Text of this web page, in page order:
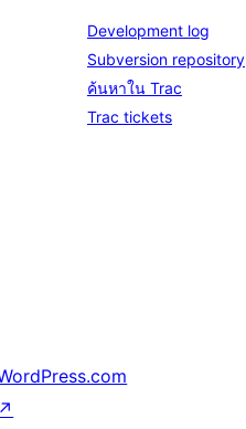
Development log
Subversion repository
ค้นหาใน Trac
Trac tickets
↗